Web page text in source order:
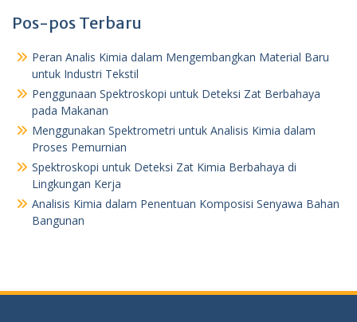
Pos-pos Terbaru
Peran Analis Kimia dalam Mengembangkan Material Baru
untuk Industri Tekstil
Penggunaan Spektroskopi untuk Deteksi Zat Berbahaya
pada Makanan
Menggunakan Spektrometri untuk Analisis Kimia dalam
Proses Pemurnian
Spektroskopi untuk Deteksi Zat Kimia Berbahaya di
Lingkungan Kerja
Analisis Kimia dalam Penentuan Komposisi Senyawa Bahan
Bangunan